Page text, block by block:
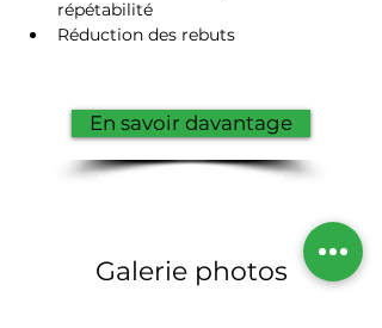
répétabilité
Réduction des rebuts
En savoir davantage
Galerie photos